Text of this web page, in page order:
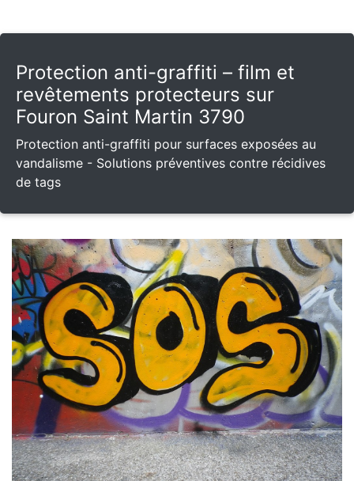
Protection anti-graffiti – film et
revêtements protecteurs sur
Fouron Saint Martin 3790
Protection anti-graffiti pour surfaces exposées au
vandalisme - Solutions préventives contre récidives
de tags